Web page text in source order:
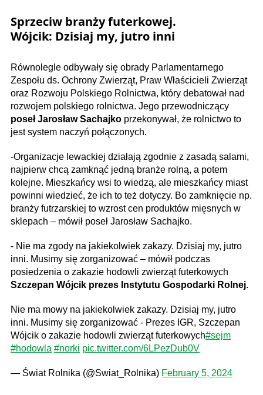
Sprzeciw branży futerkowej.
Wójcik: Dzisiaj my, jutro inni​
Równolegle odbywały się obrady Parlamentarnego
Zespołu ds. Ochrony Zwierząt, Praw Właścicieli Zwierząt
oraz Rozwoju Polskiego Rolnictwa, który debatował nad
rozwojem polskiego rolnictwa. Jego przewodniczący
poseł Jarosław Sachajko przekonywał, że rolnictwo to
jest system naczyń połączonych.
-Organizacje lewackiej działają zgodnie z zasadą salami,
najpierw chcą zamknąć jedną branże rolną, a potem
kolejne. Mieszkańcy wsi to wiedzą, ale mieszkańcy miast
powinni wiedzieć, że ich to też dotyczy. Bo zamknięcie np.
branży futrzarskiej to wzrost cen produktów mięsnych w
sklepach – mówił poseł Jarosław Sachajko.
- Nie ma zgody na jakiekolwiek zakazy. Dzisiaj my, jutro
inni. Musimy się zorganizować – mówił podczas
posiedzenia o zakazie hodowli zwierząt futerkowych
Szczepan Wójcik prezes Instytutu Gospodarki Rolnej.
Nie ma mowy na jakiekolwiek zakazy. Dzisiaj my, jutro
inni. Musimy się zorganizować - Prezes IGR, Szczepan
Wójcik o zakazie hodowli zwierząt futerkowych#sejm
#hodowla #norki pic.twitter.com/6LPezDub0V
— Świat Rolnika (@Swiat_Rolnika) February 5, 2024